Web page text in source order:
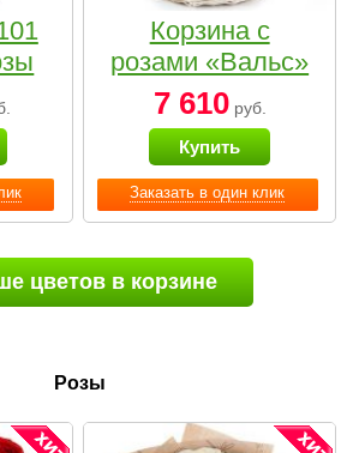
Заказать в один клик
Корзина с
розами «Вальс»
7 610руб.
Купить
цветов в корзине
Розы